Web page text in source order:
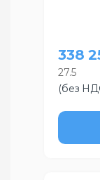
338
27.5
(без